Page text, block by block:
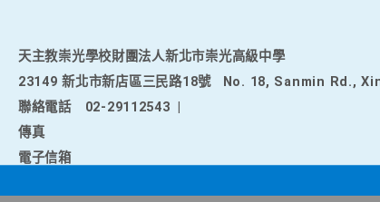
天主教崇光學校財團法人新北市崇光高級中學
23149 新北市新店區三民路18號
No. 18, Sanmin Rd.,
聯絡電話
02-29112543
傳真
電子信箱